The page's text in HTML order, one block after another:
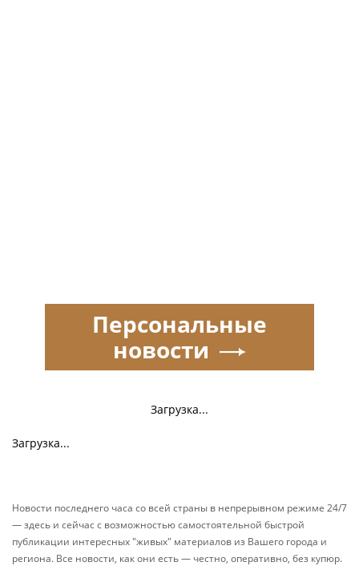
Загрузка...
Загрузка...
Персональные
новости
Новости последнего часа со всей страны в непрерывном режиме 24/7
— здесь и сейчас с возможностью самостоятельной быстрой
публикации интересных "живых" материалов из Вашего города и
региона. Все новости, как они есть — честно, оперативно, без купюр.